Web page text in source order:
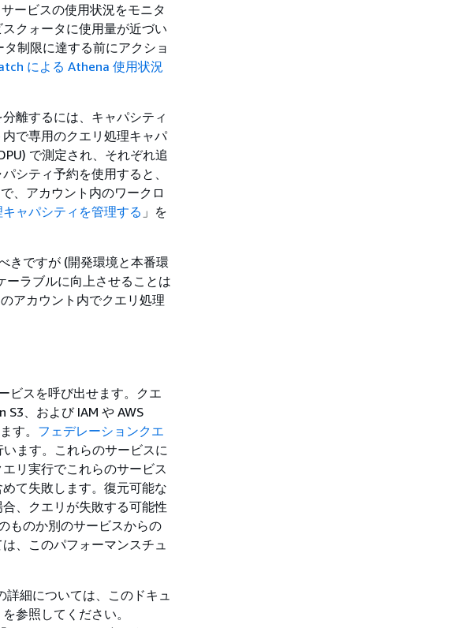
ービスの使用状況をモニタ
クォータに使用量が近づい
制限に達する前にアクショ
による Athena 使用状況
離するには、キャパシティ
で専用のクエリ処理キャパ
で測定され、それぞれ追
シティ予約を使用すると、
、アカウント内のワークロ
ャパシティを管理する 」を
きですが (開発環境と本番環
ーラブルに向上させることは
アカウント内でクエリ処理
ビスを呼び出せます。クエ
、および IAM や AWS
す。 フェデレーションクエ
ます。これらのサービスに
リ実行でこれらのサービス
て失敗します。復元可能な
、クエリが失敗する可能性
ものか別のサービスからの
、このパフォーマンスチュ
細については、このドキュ
を参照してください。